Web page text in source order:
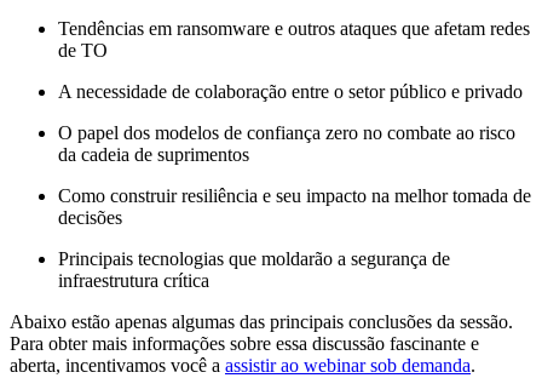
Tendências em ransomware e outros ataques que afetam redes
de TO
A necessidade de colaboração entre o setor público e privado
O papel dos modelos de confiança zero no combate ao risco
da cadeia de suprimentos
Como construir resiliência e seu impacto na melhor tomada de
decisões
Principais tecnologias que moldarão a segurança de
infraestrutura crítica
Abaixo estão apenas algumas das principais conclusões da sessão.
Para obter mais informações sobre essa discussão fascinante e
aberta, incentivamos você a assistir ao webinar sob demanda.